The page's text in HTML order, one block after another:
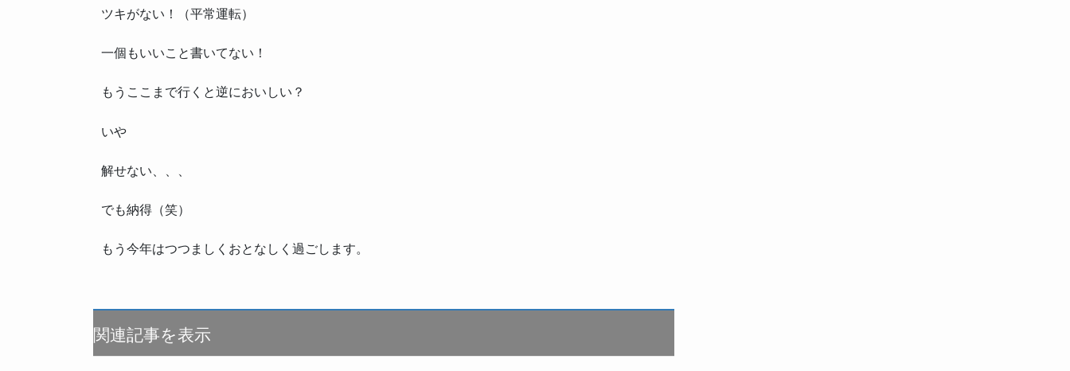
ツキがない！（平常運転）
一個もいいこと書いてない！
もうここまで行くと逆においしい？
いや
解せない、、、
でも納得（笑）
もう今年はつつましくおとなしく過ごします。
関連記事を表示